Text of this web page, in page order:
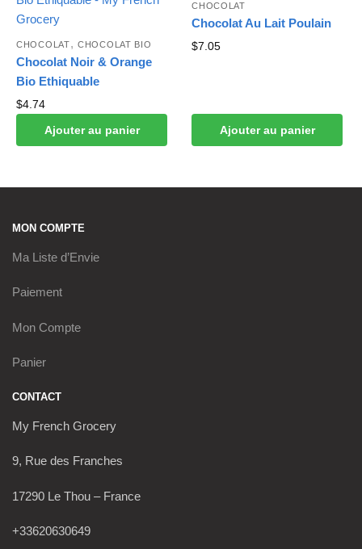
CHOCOLAT,CHOCOLAT BIO
Chocolat Noir & Orange
Bio Ethiquable
$4.74
Ajouter au panier
CHOCOLAT
Chocolat Au Lait Poulain
$7.05
Ajouter au panier
MON COMPTE
Ma Liste d’Envie
Paiement
Mon Compte
Panier
CONTACT
My French Grocery
9, Rue des Franches
17290 Le Thou – France
+33620630649